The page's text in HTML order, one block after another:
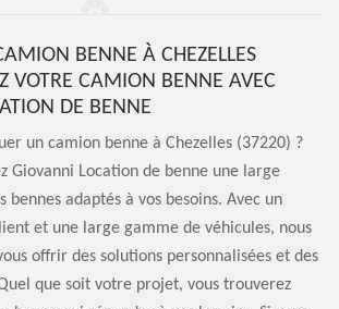
BENNE À CHEZELLES
VOTRE CAMION BENNE AVEC
DE BENNE
un camion benne à Chezelles (37220) ?
Giovanni Location de benne une large
bennes adaptés à vos besoins. Avec un
et une large gamme de véhicules, nous
offrir des solutions personnalisées et des
que soit votre projet, vous trouverez